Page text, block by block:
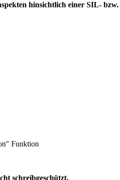
hinsichtlich einer SIL-
Funktion
schreibgeschützt.